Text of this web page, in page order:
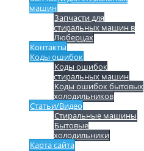
машин
Запчасти для
стиральных машин в
Люберцах
Контакты
Коды ошибок
Коды ошибок
стиральных машин
Коды ошибок бытовых
холодильников
Статьи/Видео
Стиральные машины
Бытовые
холодильники
Карта сайта